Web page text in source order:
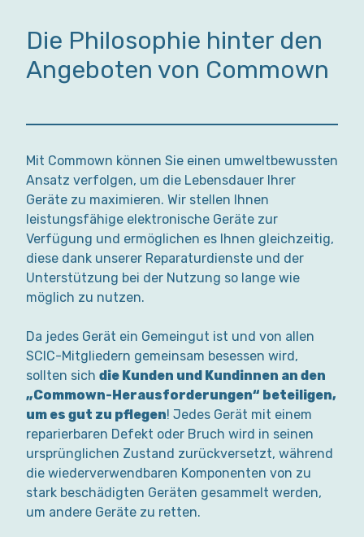
Die Philosophie hinter den
Angeboten von Commown
Mit Commown können Sie einen umweltbewussten
Ansatz verfolgen, um die Lebensdauer Ihrer
Geräte zu maximieren. Wir stellen Ihnen
leistungsfähige elektronische Geräte zur
Verfügung und ermöglichen es Ihnen gleichzeitig,
diese dank unserer Reparaturdienste und der
Unterstützung bei der Nutzung so lange wie
möglich zu nutzen.
Da jedes Gerät ein Gemeingut ist und von allen
SCIC-Mitgliedern gemeinsam besessen wird,
sollten sich die Kunden und Kundinnen an den
„Commown-Herausforderungen“ beteiligen,
um es gut zu pflegen! Jedes Gerät mit einem
reparierbaren Defekt oder Bruch wird in seinen
ursprünglichen Zustand zurückversetzt, während
die wiederverwendbaren Komponenten von zu
stark beschädigten Geräten gesammelt werden,
um andere Geräte zu retten.